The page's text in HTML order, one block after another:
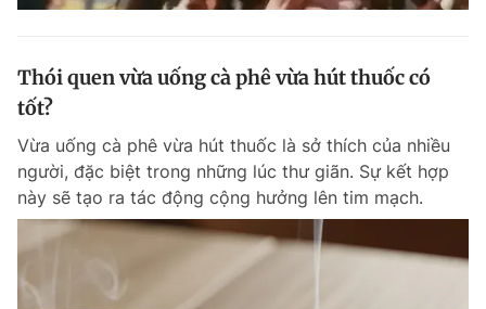
Thói quen vừa uống cà phê vừa hút thuốc có
tốt?
Vừa uống cà phê vừa hút thuốc là sở thích của nhiều
người, đặc biệt trong những lúc thư giãn. Sự kết hợp
này sẽ tạo ra tác động cộng hưởng lên tim mạch.